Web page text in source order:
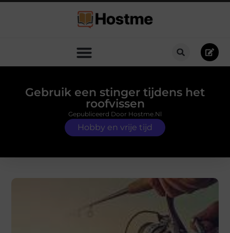
Gebruik een stinger tijdens het
roofvissen
Hobby en vrije tijd
Gepubliceerd Door Hostme.nl